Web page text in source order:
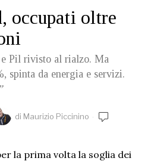
occupati oltre
Pil rivisto al rialzo. Ma
spinta da energia e servizi.
di Maurizio Piccinino
la prima volta la soglia dei